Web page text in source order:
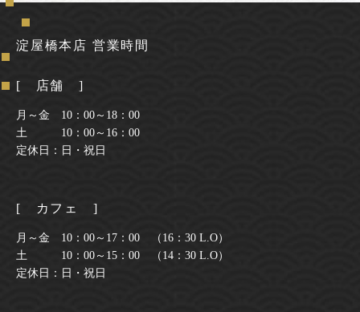
淀屋橋本店 営業時間
[ 店舗 ]
月～金 10：00～18：00
土 10：00～16：00
定休日：日・祝日
[ カフェ ]
月～金 10：00～17：00 （16：30 L.O）
土 10：00～15：00 （14：30 L.O）
定休日：日・祝日